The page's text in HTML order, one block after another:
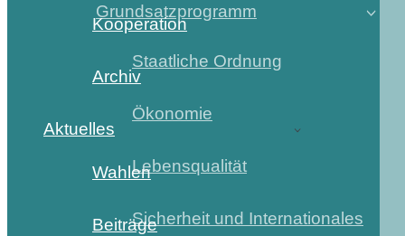
Grundsatzprogramm
Staatliche Ordnung
Ökonomie
Lebensqualität
Sicherheit und Internationales
Kooperation
Archiv
Aktuelles
Wahlen
Beiträge